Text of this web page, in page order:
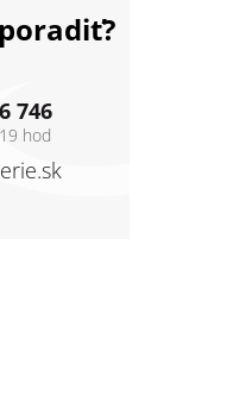
746